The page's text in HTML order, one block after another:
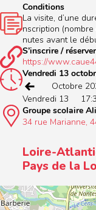
Conditions
La visite, d’une
nscription
nutes avant le
S’inscrire /
https://
tectures-2023/
Vendredi 13
Voir le mois
Octobre
Vendredi 13
Groupe scolaire
34 rue Marianne,
Loire-
Pays de la
+